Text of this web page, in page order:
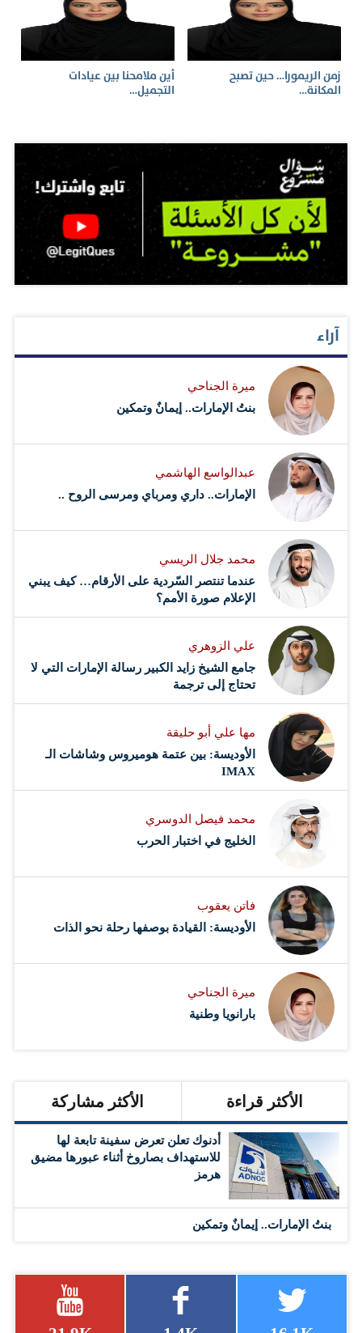
زمن الريمورا… حين تصبح
المكانة…
أين ملامحنا بين عيادات
التجميل…
آراء
ميرة الجناحي
بنتُ الإمارات.. إيمانٌ وتمكين
عبدالواسع الهاشمي
الإمارات.. داري ومرباي ومرسى الروح ..
محمد جلال الريسي
عندما تنتصر السّردية على الأرقام… كيف يبني
الإعلام صورة الأمم؟
علي الزوهري
جامع الشيخ زايد الكبير رسالة الإمارات التي لا
تحتاج إلى ترجمة
مها علي أبو حليقة
الأوديسة: بين عتمة هوميروس وشاشات الـ
IMAX
محمد فيصل الدوسري ​
‏الخليج في اختبار الحرب
فاتن يعقوب
الأوديسة: القيادة بوصفها رحلة نحو الذات
ميرة الجناحي
بارانويا وطنية
الأكثر قراءة الأكثر مشاركة
أدنوك تعلن تعرض سفينة تابعة لها
للاستهداف بصاروخ أثناء عبورها مضيق
هرمز
بنتُ الإمارات.. إيمانٌ وتمكين